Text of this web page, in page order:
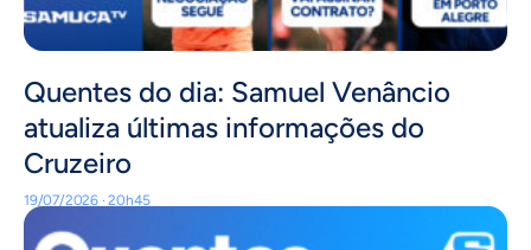
Quentes do dia: Samuel Venâncio
atualiza últimas informações do
Cruzeiro
19/07/2026 · 20h45